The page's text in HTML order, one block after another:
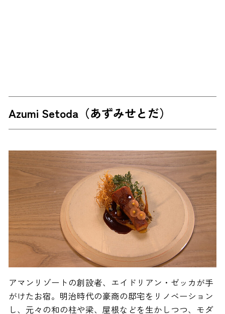
Azumi Setoda（あずみせとだ）
アマンリゾートの創設者、エイドリアン・ゼッカが手
がけたお宿。明治時代の豪商の邸宅をリノベーション
し、元々の和の柱や梁、屋根などを生かしつつ、モダ